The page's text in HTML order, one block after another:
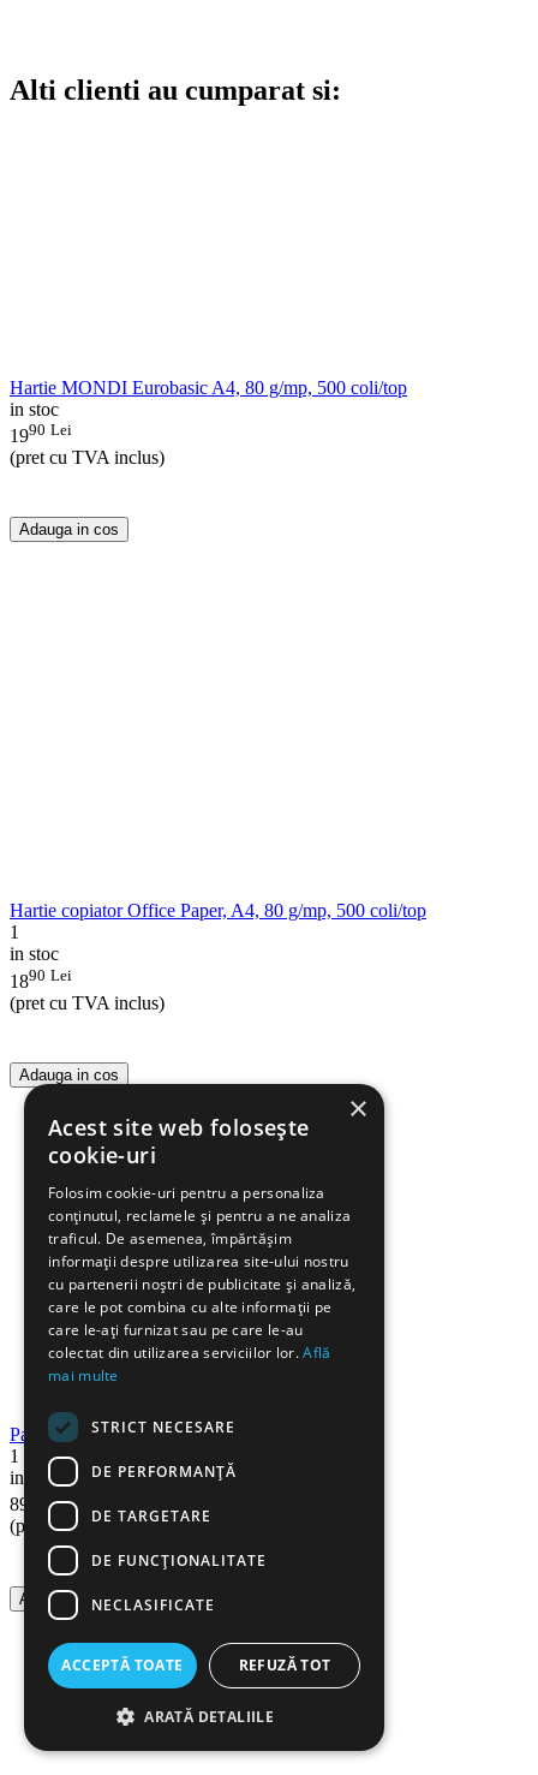
Alti clienti au cumparat si:
Hartie MONDI Eurobasic A4, 80 g/mp, 500 coli/top
in stoc
1990 Lei
(pret cu TVA inclus)
Adauga in cos
Hartie copiator Office Paper, A4, 80 g/mp, 500 coli/top
1
in stoc
1890 Lei
(pret cu TVA inclus)
Adauga in cos
Panou pluta 90x120 cm, rama lemn, NOKI
1
in stoc
89
Lei
(pret cu TVA inclus)
Adauga in cos
×
Acest site web folosește
cookie-uri
Folosim cookie-uri pentru a personaliza
conținutul, reclamele și pentru a ne analiza
traficul. De asemenea, împărtășim
informații despre utilizarea site-ului nostru
cu partenerii noștri de publicitate și analiză,
care le pot combina cu alte informații pe
care le-ați furnizat sau pe care le-au
colectat din utilizarea serviciilor lor.Află
mai multe
STRICT NECESARE
DE PERFORMANȚĂ
DE TARGETARE
DE FUNCŢIONALITATE
NECLASIFICATE
ACCEPTĂ TOATE REFUZĂ TOT
ARATĂ DETALIILE